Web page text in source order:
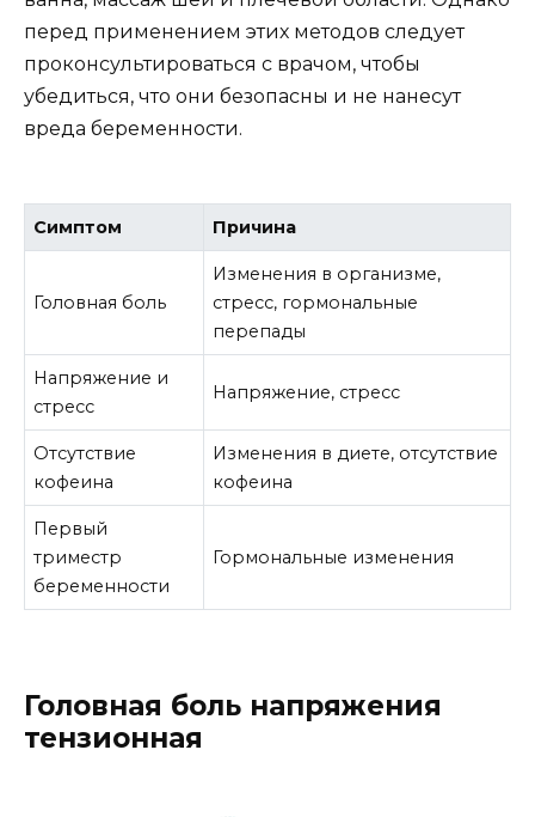
перед применением этих методов следует
проконсультироваться с врачом, чтобы
убедиться, что они безопасны и не нанесут
вреда беременности.
Симптом Причина
Головная боль
Изменения в организме,
стресс, гормональные
перепады
Напряжение и
стресс
Напряжение, стресс
Отсутствие
кофеина
Изменения в диете, отсутствие
кофеина
Первый
триместр
беременности
Гормональные изменения
Головная боль напряжения
тензионная